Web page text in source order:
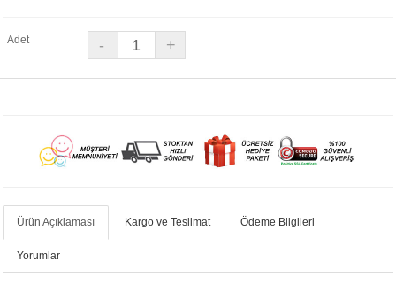
Adet
Ürün Açıklaması Kargo ve Teslimat Ödeme Bilgileri
Yorumlar